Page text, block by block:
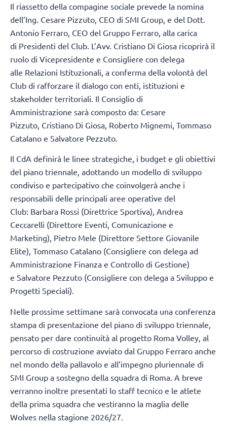
Il riassetto della compagine sociale prevede la nomina
dell’Ing. Cesare Pizzuto, CEO di SMI Group, e del Dott.
Antonio Ferraro, CEO del Gruppo Ferraro, alla carica
di Presidenti del Club. L’Avv. Cristiano Di Giosa ricoprirà il
ruolo di Vicepresidente e Consigliere con delega
alle Relazioni Istituzionali, a conferma della volontà del
Club di rafforzare il dialogo con enti, istituzioni e
stakeholder territoriali. Il Consiglio di
Amministrazione sarà composto da: Cesare
Pizzuto, Cristiano Di Giosa, Roberto Mignemi, Tommaso
Catalano e Salvatore Pezzuto.
Il CdA definirà le linee strategiche, i budget e gli obiettivi
del piano triennale, adottando un modello di sviluppo
condiviso e partecipativo che coinvolgerà anche i
responsabili delle principali aree operative del
Club: Barbara Rossi (Direttrice Sportiva), Andrea
Ceccarelli (Direttore Eventi, Comunicazione e
Marketing), Pietro Mele (Direttore Settore Giovanile
Elite), Tommaso Catalano (Consigliere con delega ad
Amministrazione Finanza e Controllo di Gestione)
e Salvatore Pezzuto (Consigliere con delega a Sviluppo e
Progetti Speciali).
Nelle prossime settimane sarà convocata una conferenza
stampa di presentazione del piano di sviluppo triennale,
pensato per dare continuità al progetto Roma Volley, al
percorso di costruzione avviato dal Gruppo Ferraro anche
nel mondo della pallavolo e all’impegno pluriennale di
SMI Group a sostegno della squadra di Roma. A breve
verranno inoltre presentati lo staff tecnico e le atlete
della prima squadra che vestiranno la maglia delle
Wolves nella stagione 2026/27.